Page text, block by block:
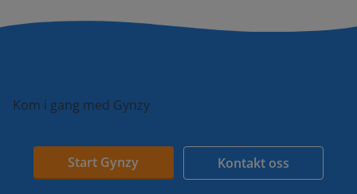
Kom i gang med Gynzy
Start Gynzy Kontakt oss